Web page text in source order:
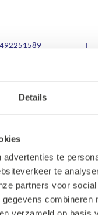
Details
te
te
partners voor
combineren